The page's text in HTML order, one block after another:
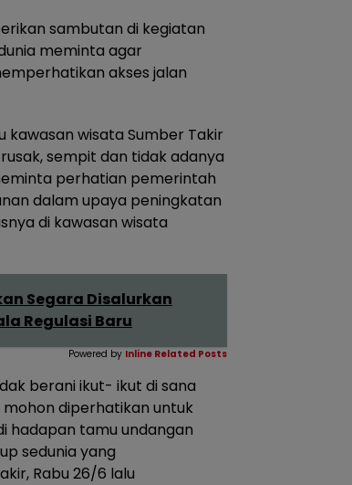
sambutan di kegiatan
meminta agar
akses jalan
kawasan wisata Sumber Takir
sempit dan tidak adanya
perhatian pemerintah
dalam upaya peningkatan
di kawasan wisata
Segara Disalurkan
Regulasi Baru
Powered by Inline Related Posts
berani ikut- ikut di sana
diperhatikan untuk
hadapan tamu undangan
sedunia yang
Rabu 26/6 lalu